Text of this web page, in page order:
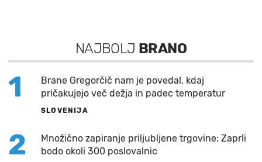
NAJBOLJ BRANO
1
Brane Gregorčič nam je povedal, kdaj
pričakujejo več dežja in padec temperatur
SLOVENIJA
2
Množično zapiranje priljubljene trgovine: Zaprli
bodo okoli 300 poslovalnic